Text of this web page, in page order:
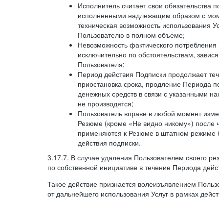
Исполнитель считает свои обязательства
исполненными надлежащим образом с
техническая возможность использования
Пользователю в полном объеме;
Невозможность фактического потребления
исключительно по обстоятельствам,
Пользователя;
Период действия Подписки продолжает
приостановка срока, продление Периода
денежных средств в связи с указанными
не производятся;
Пользователь вправе в любой момент
Резюме (кроме «Не видно никому») после
применяются к Резюме в штатном режиме
действия подписки.
3.17.7. В случае удаления Пользователем своего
по собственной инициативе в течение Периода
Такое действие признается волеизъявлением
от дальнейшего использования Услуг в рамках